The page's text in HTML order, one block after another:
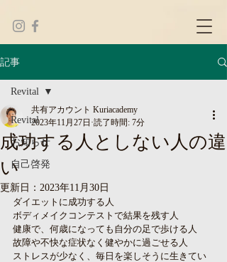
記事
Revital
お知らせ
自己啓発
Revital
成功する人としない人の違
い
共有アカウント Kuriacademy
2023年11月27日 読了時間: 7分
更新日： 2023年11月30日
ダイエットに成功する人
ボディメイクコンテストで結果を残す人
健康で、何歳になっても自分の足で歩ける人
故障や不快な症状なく健やかに過ごせる人
ストレスが少なく、毎日を楽しそうに生きてい